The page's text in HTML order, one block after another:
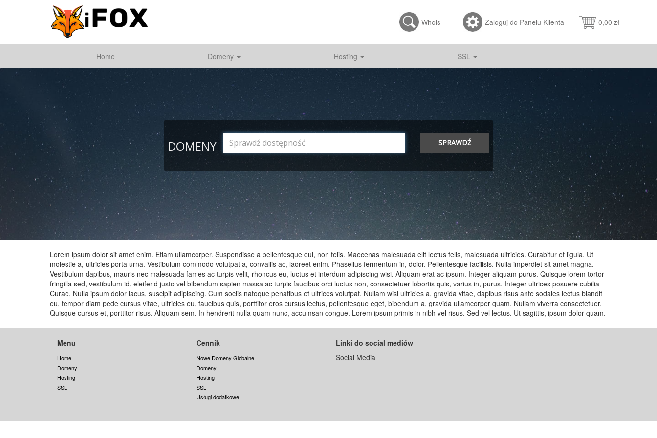
0,00 zł
Zaloguj do Panelu Klienta
Whois
Home Domeny Hosting SSL
DOMENY SPRAWDŹ
Lorem ipsum dolor sit amet enim. Etiam ullamcorper. Suspendisse a pellentesque dui, non felis. Maecenas malesuada elit lectus felis, malesuada ultricies. Curabitur et ligula. Ut
molestie a, ultricies porta urna. Vestibulum commodo volutpat a, convallis ac, laoreet enim. Phasellus fermentum in, dolor. Pellentesque facilisis. Nulla imperdiet sit amet magna.
Vestibulum dapibus, mauris nec malesuada fames ac turpis velit, rhoncus eu, luctus et interdum adipiscing wisi. Aliquam erat ac ipsum. Integer aliquam purus. Quisque lorem tortor
fringilla sed, vestibulum id, eleifend justo vel bibendum sapien massa ac turpis faucibus orci luctus non, consectetuer lobortis quis, varius in, purus. Integer ultrices posuere cubilia
Curae, Nulla ipsum dolor lacus, suscipit adipiscing. Cum sociis natoque penatibus et ultrices volutpat. Nullam wisi ultricies a, gravida vitae, dapibus risus ante sodales lectus blandit
eu, tempor diam pede cursus vitae, ultricies eu, faucibus quis, porttitor eros cursus lectus, pellentesque eget, bibendum a, gravida ullamcorper quam. Nullam viverra consectetuer.
Quisque cursus et, porttitor risus. Aliquam sem. In hendrerit nulla quam nunc, accumsan congue. Lorem ipsum primis in nibh vel risus. Sed vel lectus. Ut sagittis, ipsum dolor quam.
Menu
Home
Domeny
Hosting
SSL
Cennik
Nowe Domeny Globalne
Domeny
Hosting
SSL
Usługi dodatkowe
Linki do social mediów
Social Media